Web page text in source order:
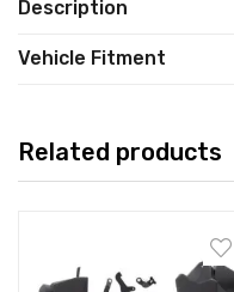
Description
Vehicle Fitment
Related products